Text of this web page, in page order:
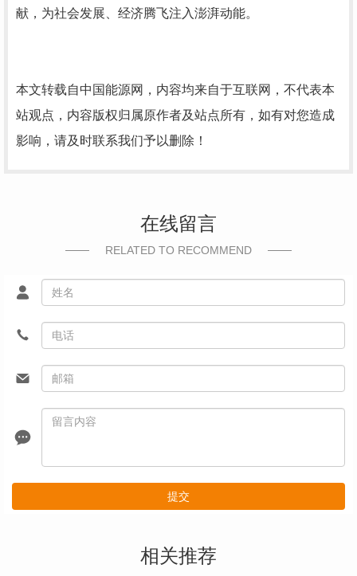
献，为社会发展、经济腾飞注入澎湃动能。
本文转载自中国能源网，内容均来自于互联网，不代表本
站观点，内容版权归属原作者及站点所有，如有对您造成
影响，请及时联系我们予以删除！
在线留言
RELATED TO RECOMMEND
提交
相关推荐